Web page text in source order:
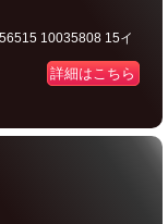
10035808 15イ
詳細はこちら